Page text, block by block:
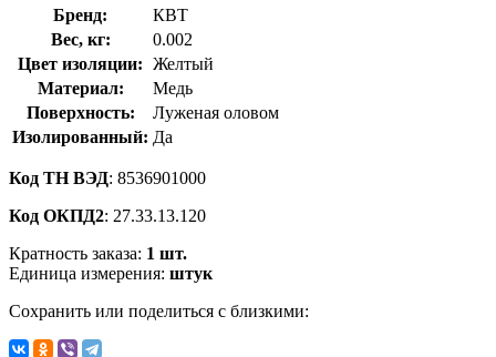
Бренд:
КВТ
Вес, кг:
0.002
Цвет изоляции: Желтый
Материал:
Медь
Поверхность:
Луженая оловом
Изолированный: Да
Код ТН ВЭД: 8536901000
Код ОКПД2: 27.33.13.120
Кратность заказа: 1 шт.
Единица измерения: штук
Сохранить или поделиться с близкими: